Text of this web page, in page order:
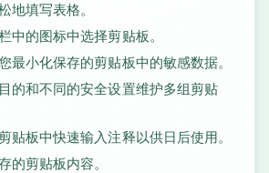
地填写表格。
中的图标中选择剪贴板。
最小化保存的剪贴板中的敏感数据。
的和不同的安全设置维护多组剪贴
贴板中快速输入注释以供日后使用。
的剪贴板内容。